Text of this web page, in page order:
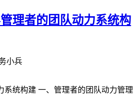
理者的团队动力系统构
小兵
系统构建 一、管理者的团队动力管理